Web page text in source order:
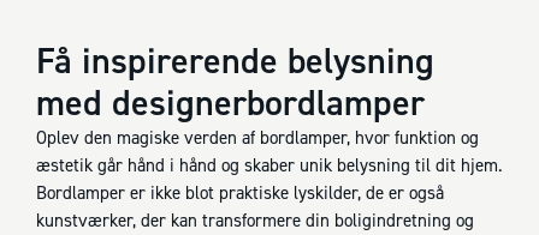
Få inspirerende belysning
med designerbordlamper
Oplev den magiske verden af bordlamper, hvor funktion og
æstetik går hånd i hånd og skaber unik belysning til dit hjem.
Bordlamper er ikke blot praktiske lyskilder, de er også
kunstværker, der kan transformere din boligindretning og